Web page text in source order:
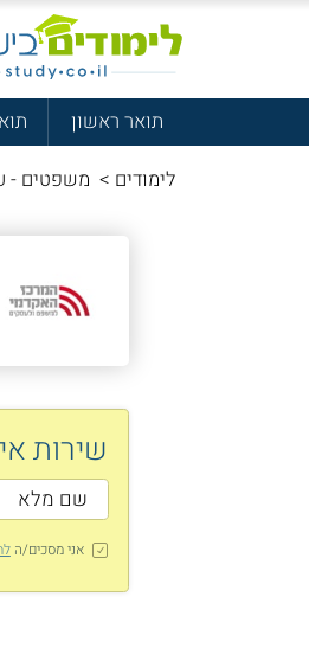
תואר ראשון
לימודים > משפטים -
שירות
אני מסכים/ה